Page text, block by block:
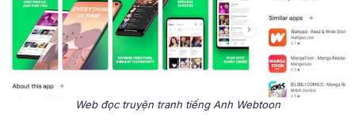
Web đọc truyện tranh tiếng Anh Webtoon